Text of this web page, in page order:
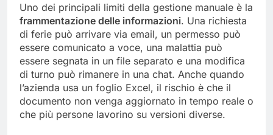
Uno dei principali limiti della gestione manuale è la
frammentazione delle informazioni. Una richiesta
di ferie può arrivare via email, un permesso può
essere comunicato a voce, una malattia può
essere segnata in un file separato e una modifica
di turno può rimanere in una chat. Anche quando
l’azienda usa un foglio Excel, il rischio è che il
documento non venga aggiornato in tempo reale o
che più persone lavorino su versioni diverse.